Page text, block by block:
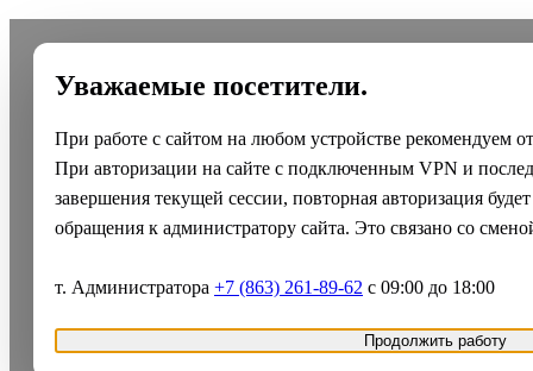
Уважаемые посетители.
При работе с сайтом на любом устройстве рекомендуем
При авторизации на сайте с подключенным VPN и
завершения текущей сессии, повторная авторизация
обращения к администратору сайта. Это связано со
т. Администратора +7 (863) 261-89-62 с 09:00 до 18:00
Продолжить работу